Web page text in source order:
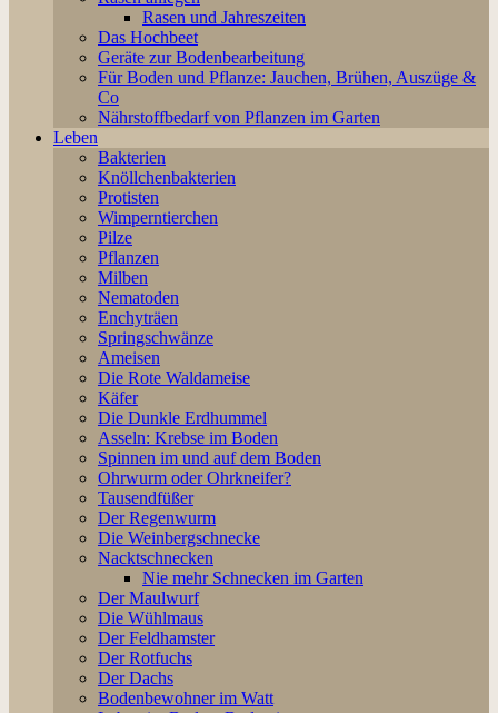
Rasen und Jahreszeiten
Das Hochbeet
Geräte zur Bodenbearbeitung
Für Boden und Pflanze: Jauchen, Brühen, Auszüge &
Co
Nährstoffbedarf von Pflanzen im Garten
Leben
Bakterien
Knöllchenbakterien
Protisten
Wimperntierchen
Pilze
Pflanzen
Milben
Nematoden
Enchyträen
Springschwänze
Ameisen
Die Rote Waldameise
Käfer
Die Dunkle Erdhummel
Asseln: Krebse im Boden
Spinnen im und auf dem Boden
Ohrwurm oder Ohrkneifer?
Tausendfüßer
Der Regenwurm
Die Weinbergschnecke
Nacktschnecken
Nie mehr Schnecken im Garten
Der Maulwurf
Die Wühlmaus
Der Feldhamster
Der Rotfuchs
Der Dachs
Bodenbewohner im Watt